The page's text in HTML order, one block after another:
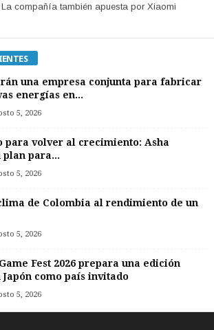
La compañía también apuesta por Xiaomi
una empresa conjunta para fabricar
energías en...
5, 2026
para volver al crecimiento: Asha
plan para...
5, 2026
de Colombia al rendimiento de un
5, 2026
Fest 2026 prepara una edición
como país invitado
5, 2026